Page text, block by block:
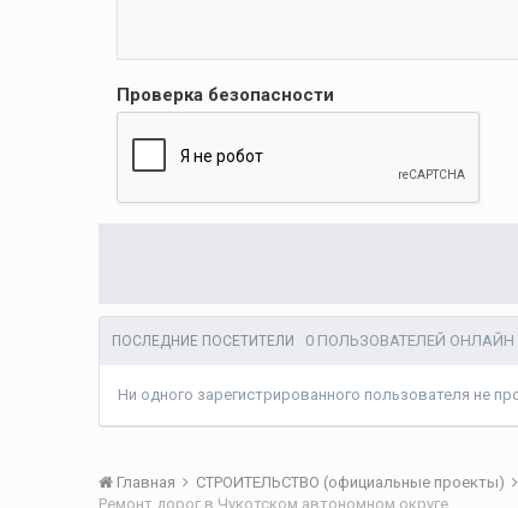
Проверка безопасности
ПОСЛЕДНИЕ ПОСЕТИТЕЛИ 0 ПОЛЬЗОВАТЕЛЕЙ ОНЛАЙН
Ни одного зарегистрированного пользователя не
Главная СТРОИТЕЛЬСТВО (официальные проекты)
Ремонт дорог в Чукотском автономном округе